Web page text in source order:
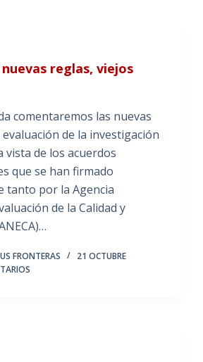
reglas, viejos
comentaremos las nuevas
de la investigación
vista de los acuerdos
que se han firmado
tanto por la Agencia
de la Calidad y
FRONTERAS
21 OCTUBRE